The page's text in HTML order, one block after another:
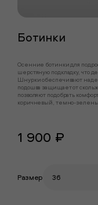
Ботинки
Осенние ботинки для
шерстяную подкладку, что
Шнурки обеспечивают
подошва защищает от
позволяют подобрать
коричневый, темно-
1 900 ₽
Размер 36